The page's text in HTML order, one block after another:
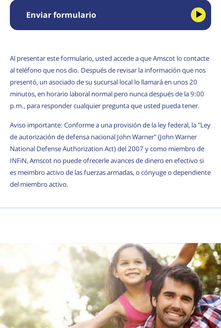
Enviar formulario
Al presentar este formulario, usted accede a que Amscot lo contacte
al teléfono que nos dio. Después de revisar la información que nos
presentó, un asociado de su sucursal local lo llamará en unos 20
minutos, en horario laboral normal pero nunca después de la 9:00
p.m., para responder cualquier pregunta que usted pueda tener.
Aviso importante: Conforme a una provisión de la ley federal, la "Ley
de autorización de defensa nacional John Warner" (John Warner
National Defense Authorization Act) del 2007 y como miembro de
INFiN, Amscot no puede ofrecerle avances de dinero en efectivo si
es meimbro activo de las fuerzas armadas, o cónyuge o dependiente
del miembro activo.